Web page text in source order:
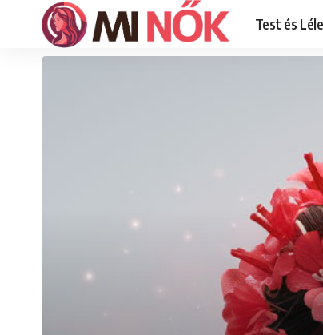
Test és